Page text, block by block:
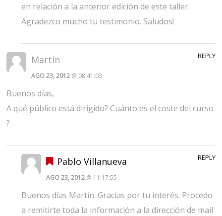
en relación a la anterior edición de este taller.
Agradezco mucho tu testimonio. Saludos!
Martín
AGO 23, 2012 @ 08:41:03
Buenos días,
A qué público está dirigido? Cuánto es el coste del curso
?
REPLY
Pablo Villanueva
AGO 23, 2012 @ 11:17:55
Buenos días Martín. Gracias por tu interés. Procedo
a remitirte toda la información a la dirección de mail
REPLY